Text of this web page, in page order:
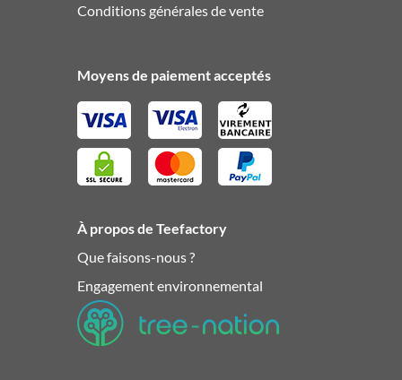
Conditions générales de vente
Moyens de paiement acceptés
À propos de Teefactory
Que faisons-nous ?
Engagement environnemental